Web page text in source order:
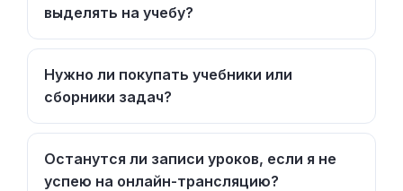
выделять на учебу?
Нужно ли покупать учебники или
сборники задач?
Останутся ли записи уроков, если я не
успею на онлайн-трансляцию?